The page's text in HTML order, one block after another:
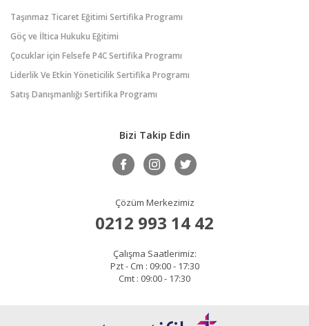
Taşınmaz Ticaret Eğitimi Sertifika Programı
Göç ve İltica Hukuku Eğitimi
Çocuklar için Felsefe P4C Sertifika Programı
Liderlik Ve Etkin Yöneticilik Sertifika Programı
Satış Danışmanlığı Sertifika Programı
Bizi Takip Edin
Çözüm Merkezimiz
0212 993 14 42
Çalışma Saatlerimiz:
Pzt - Cm : 09:00 - 17:30
Cmt : 09:00 - 17:30